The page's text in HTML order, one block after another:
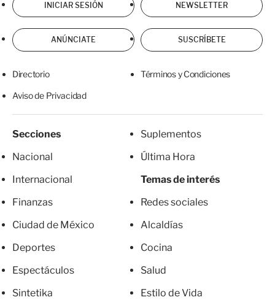
INICIAR SESIÓN NEWSLETTER
ANÚNCIATE SUSCRÍBETE
Directorio Términos y Condiciones
Aviso de Privacidad
Secciones
Nacional
Internacional
Finanzas
Ciudad de México
Deportes
Espectáculos
Sintetika
Suplementos
Última Hora
Temas de interés
Redes sociales
Alcaldías
Cocina
Salud
Estilo de Vida